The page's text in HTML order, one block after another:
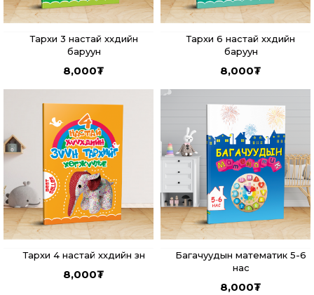
Тархи 3 настай хүүхдийн
баруун
8,000₮
Тархи 6 настай хүүхдийн
баруун
8,000₮
Тархи 4 настай хүүхдийн зүүн
8,000₮
Багачуудын математик 5-6
нас
8,000₮